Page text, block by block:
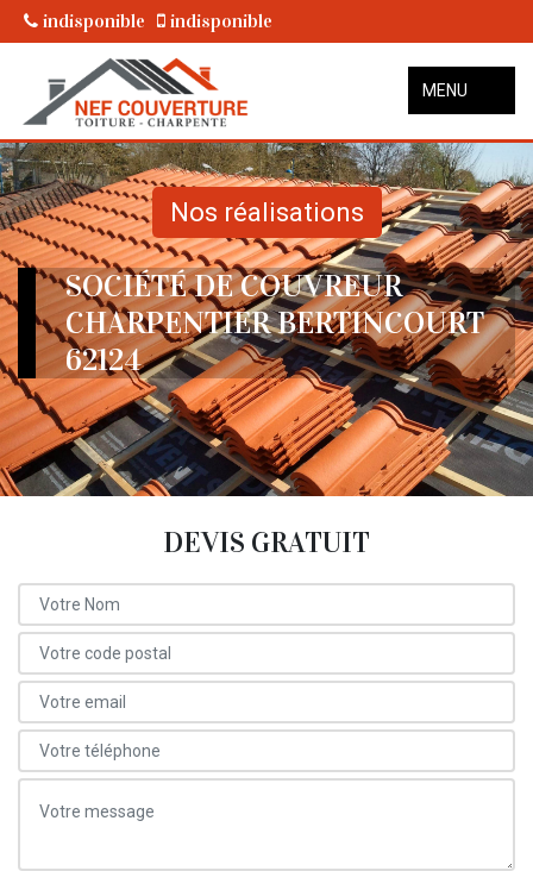
indisponible indisponible
MENU
Nos réalisations
SOCIÉTÉ DE COUVREUR
CHARPENTIER BERTINCOURT
62124
DEVIS GRATUIT